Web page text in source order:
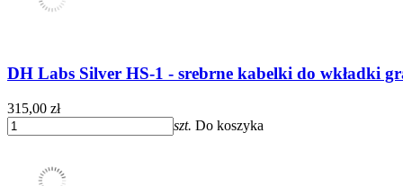
DH Labs Silver HS-1 - srebrne kabelki do wkładki
315,00 zł
szt. Do koszyka